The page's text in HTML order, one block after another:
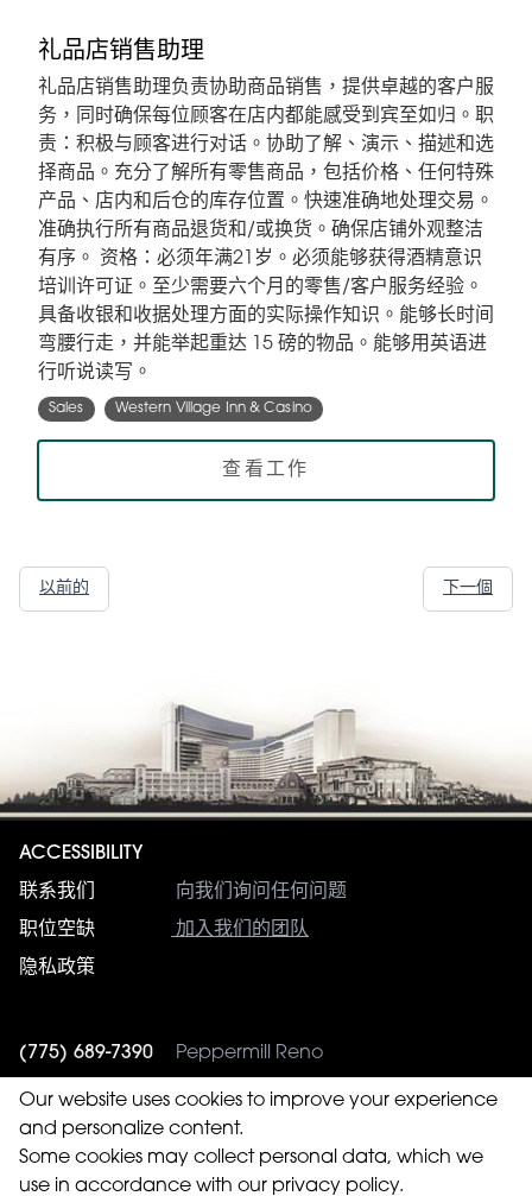
礼品店销售助理
礼品店销售助理负责协助商品销售，提供卓越的客户服
务，同时确保每位顾客在店内都能感受到宾至如归。职
责：积极与顾客进行对话。协助了解、演示、描述和选
择商品。充分了解所有零售商品，包括价格、任何特殊
产品、店内和后仓的库存位置。快速准确地处理交易。
准确执行所有商品退货和/或换货。确保店铺外观整洁
有序。 资格：必须年满21岁。必须能够获得酒精意识
培训许可证。至少需要六个月的零售/客户服务经验。
具备收银和收据处理方面的实际操作知识。能够长时间
弯腰行走，并能举起重达 15 磅的物品。能够用英语进
行听说读写。
Sales Western Village Inn & Casino
查看工作
以前的 下一個
ACCESSIBILITY
联系我们
向我们询问任何问题
职位空缺
加入我们的团队
隐私政策
(775) 689-7390
Peppermill Reno
(775) 353-4943
Western Village
Our website uses cookies to improve your experience
and personalize content.
Some cookies may collect personal data, which we
use in accordance with our privacy policy.